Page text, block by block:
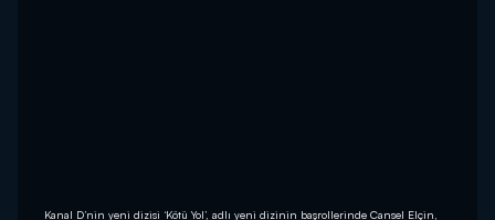
Kanal D’nin yeni dizisi ‘Kötü Yol’, adlı yeni dizinin başrollerinde Cansel Elçin,